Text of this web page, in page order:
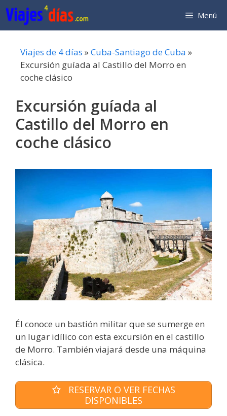
Saltar
al
contenido
Menú
Viajes de 4 días »Cuba-Santiago de Cuba »
Excursión guíada al Castillo del Morro en
coche clásico
Excursión guíada al
Castillo del Morro en
coche clásico
Él conoce un bastión militar que se sumerge en
un lugar idílico con esta excursión en el castillo
de Morro. También viajará desde una máquina
clásica.
RESERVAR O VER FECHAS
DISPONIBLES